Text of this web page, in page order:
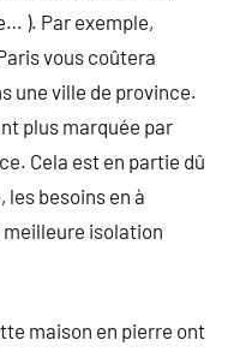
). Par exemple,
vous coûtera
une ville de province.
plus marquée par
Cela est en partie dû
les besoins en à
meilleure isolation
maison en pierre ont